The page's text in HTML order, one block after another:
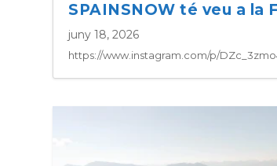
SPAINSNOW té veu a la
juny 18, 2026
https://www.instagram.com/p/